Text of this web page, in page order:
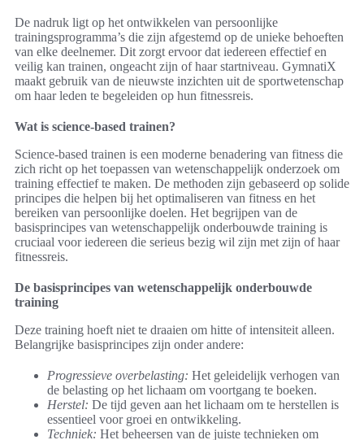
De nadruk ligt op het ontwikkelen van persoonlijke
trainingsprogramma’s die zijn afgestemd op de unieke behoeften
van elke deelnemer. Dit zorgt ervoor dat iedereen effectief en
veilig kan trainen, ongeacht zijn of haar startniveau. GymnatiX
maakt gebruik van de nieuwste inzichten uit de sportwetenschap
om haar leden te begeleiden op hun fitnessreis.
Wat is science-based trainen?
Science-based trainen is een moderne benadering van fitness die
zich richt op het toepassen van wetenschappelijk onderzoek om
training effectief te maken. De methoden zijn gebaseerd op solide
principes die helpen bij het optimaliseren van fitness en het
bereiken van persoonlijke doelen. Het begrijpen van de
basisprincipes van wetenschappelijk onderbouwde training is
cruciaal voor iedereen die serieus bezig wil zijn met zijn of haar
fitnessreis.
De basisprincipes van wetenschappelijk onderbouwde
training
Deze training hoeft niet te draaien om hitte of intensiteit alleen.
Belangrijke basisprincipes zijn onder andere:
Progressieve overbelasting: Het geleidelijk verhogen van
de belasting op het lichaam om voortgang te boeken.
Herstel: De tijd geven aan het lichaam om te herstellen is
essentieel voor groei en ontwikkeling.
Techniek: Het beheersen van de juiste technieken om